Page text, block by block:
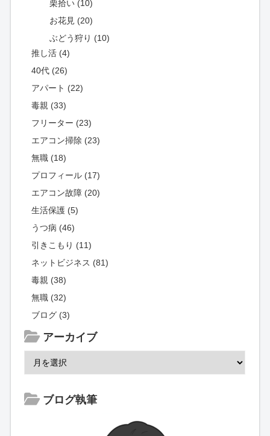
栗拾い (10)
お花見 (20)
ぶどう狩り (10)
推し活 (4)
40代 (26)
アパート (22)
毒親 (33)
フリーター (23)
エアコン掃除 (23)
無職 (18)
プロフィール (17)
エアコン故障 (20)
生活保護 (5)
うつ病 (46)
引きこもり (11)
ネットビジネス (81)
毒親 (38)
無職 (32)
ブログ (3)
アーカイブ
ブログ執筆